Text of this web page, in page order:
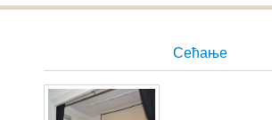
Сећање